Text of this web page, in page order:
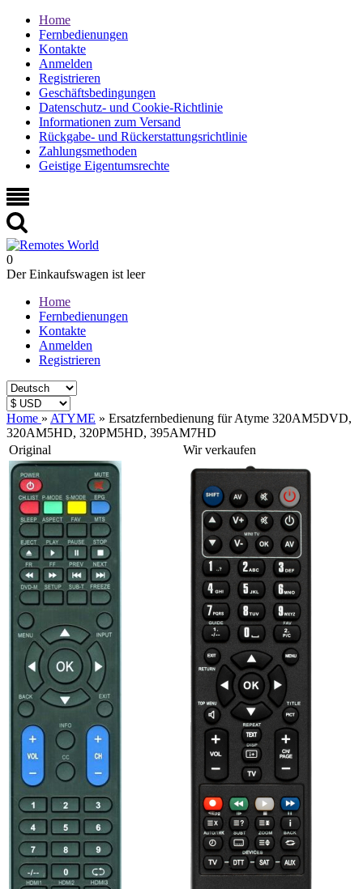
Home
Fernbedienungen
Kontakte
Anmelden
Registrieren
Geschäftsbedingungen
Datenschutz- und Cookie-Richtlinie
Informationen zum Versand
Rückgabe- und Rückerstattungsrichtlinie
Zahlungsmethoden
Geistige Eigentumsrechte
0
Der Einkaufswagen ist leer
Home
Fernbedienungen
Kontakte
Anmelden
Registrieren
Home » ATYME » Ersatzfernbedienung für Atyme 320AM5DVD,
320AM5HD, 320PM5HD, 395AM7HD
Original
Wir verkaufen